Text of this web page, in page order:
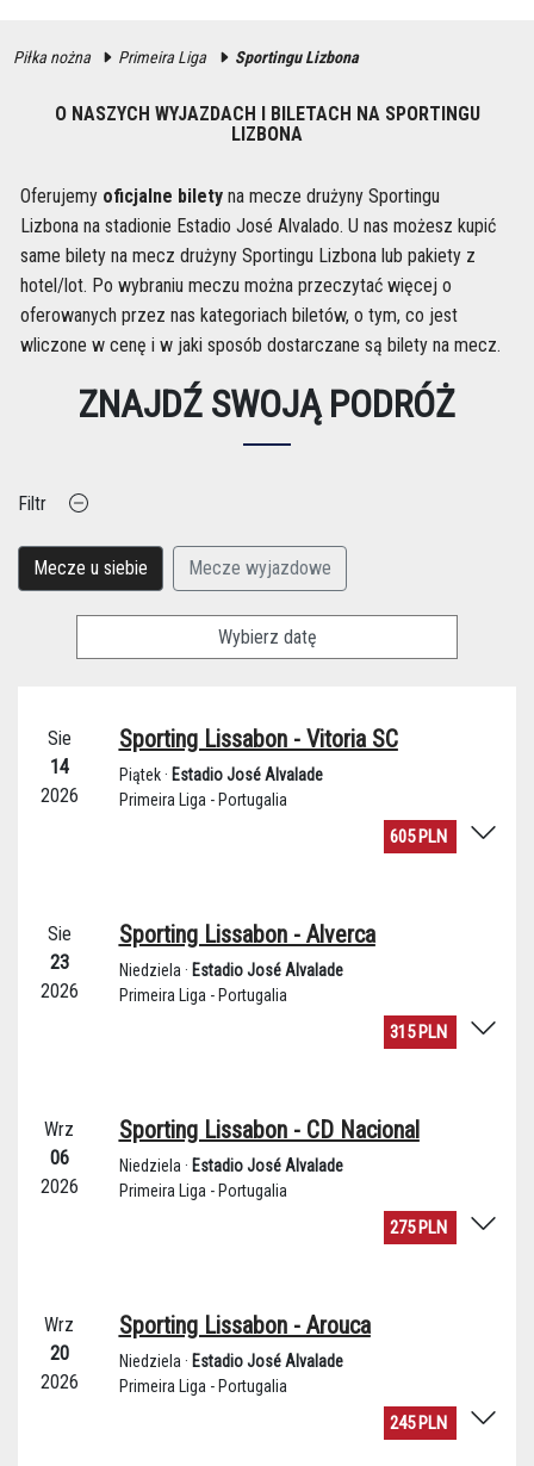
Piłka nożna Primeira Liga Sportingu Lizbona
O NASZYCH WYJAZDACH I BILETACH NA SPORTINGU
LIZBONA
Oferujemy oficjalne biletyna mecze drużyny Sportingu
Lizbona na stadionie Estadio José Alvalado. U nas możesz kupić
same bilety na mecz drużyny Sportingu Lizbona lub pakiety z
hotel/lot. Po wybraniu meczu można przeczytać więcej o
oferowanych przez nas kategoriach biletów, o tym, co jest
wliczone w cenę i w jaki sposób dostarczane są bilety na mecz.